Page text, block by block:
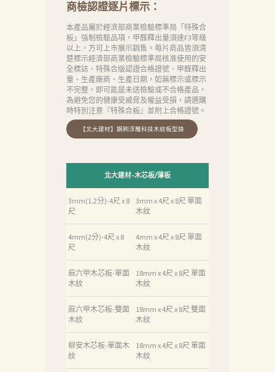
商檢認證逐片標示：
本產品屬於經濟部商業檢驗標準局「特殊合
板」強制檢驗品項，甲醛釋出量須達F3等級
以上，方可上市展示銷售。每片商品皆須清
楚標示經濟部商業檢驗標準局核准使用的安
全標誌、特殊合版認證合格證號、甲醛釋出
量、生產廠商、生產日期，如無標示或標示
不完整，即可能是未送檢驗或不合格產品，
為避免您的健康受威脅及權益受損，請選購
時特別注意『特殊合板』並附上合格證號。
北大建材-木芯板/薄板
3mm(1.2分)-4尺 x 8
尺
3mm x 4尺 x 8尺 單面
木紋
4mm(2分)-4尺 x 8
尺
4mm x 4尺 x 8尺 單面
木紋
麻六甲木芯板-單面
木紋
18mm x 4尺 x 8尺 單面
木紋
麻六甲木芯板-雙面
木紋
18mm x 4尺 x 8尺 雙面
木紋
柳安木芯板-單面木
紋
18mm x 4尺 x 8尺 單面
木紋